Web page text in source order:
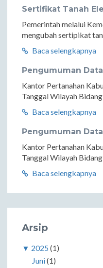
Sertifikat Tanah
Pemerintah melalui
mengubah sertipikat
Baca selengkapnya
Pengumuman
Kantor Pertanahan
Tanggal Wilayah
Baca selengkapnya
Pengumuman
Kantor Pertanahan
Tanggal Wilayah
Baca selengkapnya
Arsip
▼ 2025 (1)
Juni(1)